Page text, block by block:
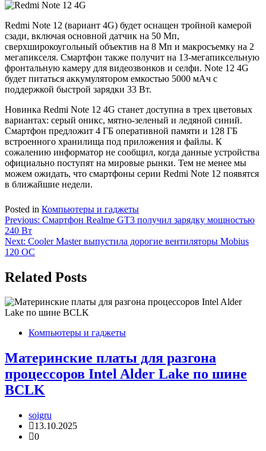
Redmi Note 12 (вариант 4G) будет оснащен тройной камерой
сзади, включая основной датчик на 50 Мп,
сверхширокоугольный объектив на 8 Мп и макросъемку на 2
мегапикселя. Смартфон также получит на 13-мегапиксельную
фронтальную камеру для видеозвонков и селфи. Note 12 4G
будет питаться аккумулятором емкостью 5000 мАч с
поддержкой быстрой зарядки 33 Вт.
Новинка Redmi Note 12 4G станет доступна в трех цветовых
вариантах: серый оникс, мятно-зеленый и ледяной синий.
Смартфон предложит 4 ГБ оперативной памяти и 128 ГБ
встроенного хранилища под приложения и файлы. К
сожалению информатор не сообщил, когда данные устройства
официально поступят на мировые рынки. Тем не менее мы
можем ожидать, что смартфоны серии Redmi Note 12 появятся
в ближайшие недели.
Posted in Компьютеры и гаджеты
Навигация
по
записям
Previous: Смартфон Realme GT3 получил зарядку мощностью
240 Вт
Next: Cooler Master выпустила дорогие вентиляторы Mobius
120 OC
Related Posts
Компьютеры и гаджеты
Материнские платы для разгона
процессоров Intel Alder Lake по шине
BCLK
soigru
13.10.2025
0